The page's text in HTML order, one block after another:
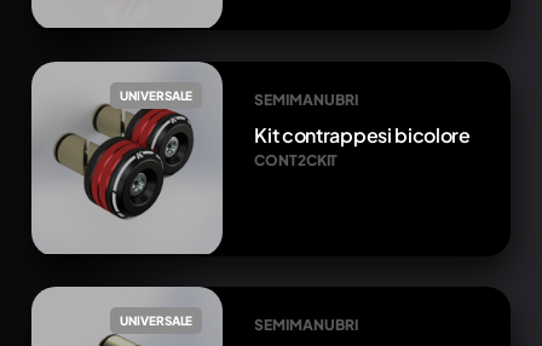
UNIVERSALE SEMIMANUBRI
Kit contrappesi bicolore
CONT2CKIT
UNIVERSALE SEMIMANUBRI